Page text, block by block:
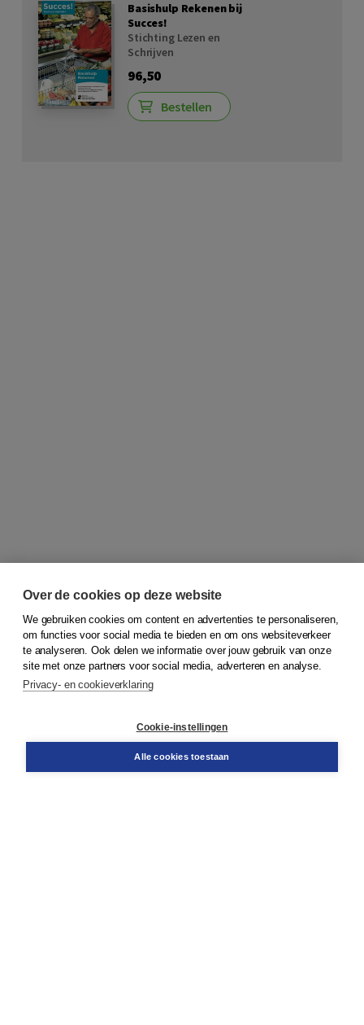
Basishulp Rekenen bij
Succes!
Stichting Lezen en
Schrijven
96,50
Bestellen
© 2026Koninklijke Boom uitgevers
Bestellen
Over de cookies op deze website
We gebruiken cookies om content en advertenties te personaliseren,
om functies voor social media te bieden en om ons websiteverkeer
te analyseren. Ook delen we informatie over jouw gebruik van onze
site met onze partners voor social media, adverteren en analyse.
Privacy- en cookieverklaring
Cookie-instellingen
Alle cookies toestaan